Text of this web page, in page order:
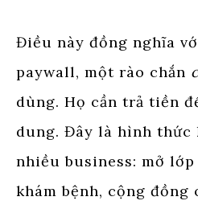
Điều này đồng nghĩa
paywall, một rào chắn
dùng. Họ cần trả tiền
dung. Đây là hình thức
nhiều business: mở
khám bệnh, cộng đồng